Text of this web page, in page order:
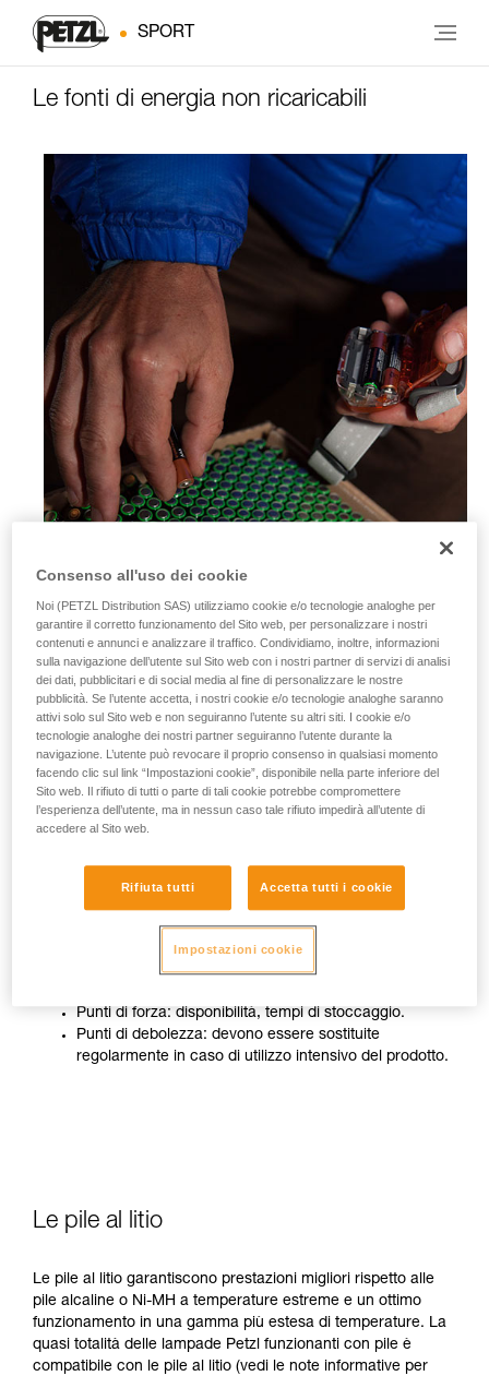
SPORT
Le fonti di energia non ricaricabili
Le pile alcaline
Molto diffuse e disponibili in tutto il mondo, le pile alcaline
hanno prestazioni molto più elevate delle pile normali. Inoltre
Punti di forza: disponibilità, tempi di stoccaggio.
Punti di debolezza: devono essere sostituite
regolarmente in caso di utilizzo intensivo del prodotto.
Le pile al litio
Le pile al litio garantiscono prestazioni migliori rispetto alle
pile alcaline o Ni-MH a temperature estreme e un ottimo
funzionamento in una gamma più estesa di temperature. La
quasi totalità delle lampade Petzl funzionanti con pile è
compatibile con le pile al litio (vedi le note informative per
Consenso all'uso dei cookie
Noi (PETZL Distribution SAS) utilizziamo cookie e/o tecnologie analoghe per
garantire il corretto funzionamento del Sito web, per personalizzare i nostri
contenuti e annunci e analizzare il traffico. Condividiamo, inoltre, informazioni
sulla navigazione dell’utente sul Sito web con i nostri partner di servizi di analisi
dei dati, pubblicitari e di social media al fine di personalizzare le nostre
pubblicità. Se l’utente accetta, i nostri cookie e/o tecnologie analoghe saranno
attivi solo sul Sito web e non seguiranno l’utente su altri siti. I cookie e/o
tecnologie analoghe dei nostri partner seguiranno l’utente durante la
navigazione. L’utente può revocare il proprio consenso in qualsiasi momento
facendo clic sul link “Impostazioni cookie”, disponibile nella parte inferiore del
Sito web. Il rifiuto di tutti o parte di tali cookie potrebbe compromettere
l’esperienza dell’utente, ma in nessun caso tale rifiuto impedirà all’utente di
accedere al Sito web.
Rifiuta tutti Accetta tutti i cookie
Impostazioni cookie